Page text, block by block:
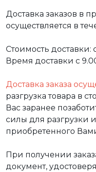
Доставка заказов в
осуществляется в
Стоимость доставки:
Время доставки с
Доставка заказа
разгрузка товара в
Вас заранее
силы для разгрузки
приобретенного
При получении
документ,